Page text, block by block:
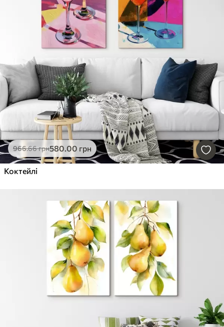
966.66грн580.00 грн
Коктейлі